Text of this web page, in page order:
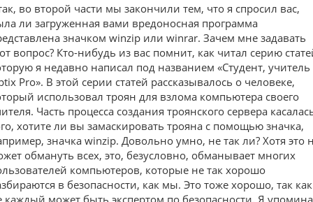
во второй части мы закончили тем, что я спросил вас,
ли загруженная вами вредоносная программа
значком winzip или winrar. Зачем мне задавать
вопрос? Кто-нибудь из вас помнит, как читал серию
я недавно написал под названием «Студент,
Pro». В этой серии статей рассказывалось о человеке,
использовал троян для взлома компьютера своего
Часть процесса создания троянского сервера
хотите ли вы замаскировать трояна с помощью значка,
значка winzip. Довольно умно, не так ли? Хотя это
обмануть всех, это, безусловно, обманывает многих
компьютеров, которые не так хорошо
в безопасности, как мы. Это тоже хорошо, так как
каждый может быть экспертом по безопасности. Я